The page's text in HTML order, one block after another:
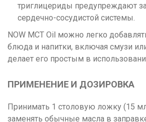
триглицериды предупреждают
сердечно-сосудистой системы.
NOW MCT Oil можно легко
блюда и напитки, включая смузи
делает его простым в
ПРИМЕНЕНИЕ И ДОЗИРОВКА
Принимать 1 столовую ложку (15
заменять обычные масла в